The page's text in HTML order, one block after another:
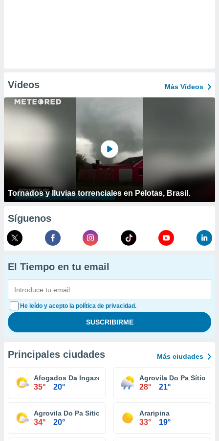
Vídeos Más Vídeos
Tornados y lluvias torrenciales en Pelotas, Brasil.
Síguenos
El Tiempo en tu email
He leído y acepto la política de privacidad.
Principales ciudades Más ciudades
Afogados Da Ingazeira
35° 20°
Agrovila Do Pa Sítio I
28° 21°
Agrovila Do Pa Sitio Jorge
34° 20°
Araripina
33° 19°